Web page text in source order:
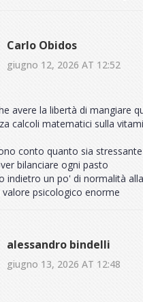
Carlo Obidos
giugno 12, 2026 AT 12:52
avere la libertà di mangiare
calcoli matematici sulla
conto quanto sia
bilanciare ogni pasto
indietro un po' di normalità
psicologico enorme
alessandro bindelli
giugno 13, 2026 AT 12:48